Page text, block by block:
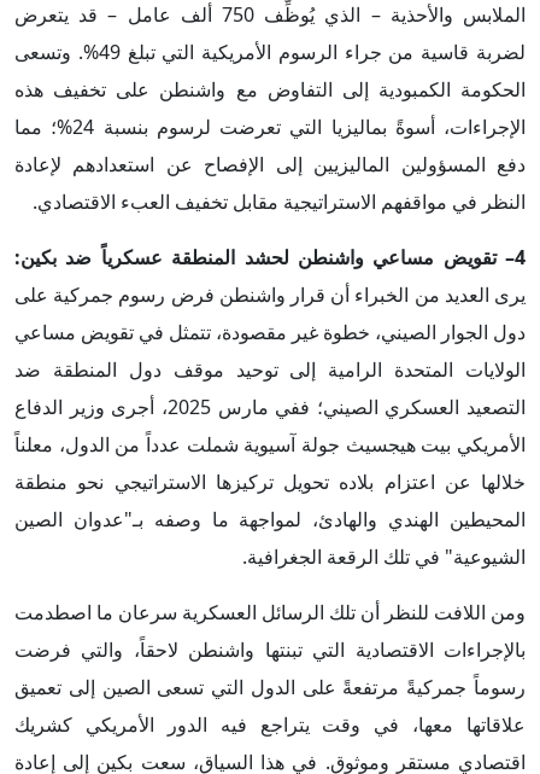
الملابس والأحذية – الذي يُوظِّف 750 ألف عامل – قد يتعرض
لضربة قاسية من جراء الرسوم الأمريكية التي تبلغ 49%. وتسعى
الحكومة الكمبودية إلى التفاوض مع واشنطن على تخفيف هذه
الإجراءات، أسوةً بماليزيا التي تعرضت لرسوم بنسبة 24%؛ مما
دفع المسؤولين الماليزيين إلى الإفصاح عن استعدادهم لإعادة
النظر في مواقفهم الاستراتيجية مقابل تخفيف العبء الاقتصادي.
4– تقويض مساعي واشنطن لحشد المنطقة عسكرياً ضد بكين:
يرى العديد من الخبراء أن قرار واشنطن فرض رسوم جمركية على
دول الجوار الصيني، خطوة غير مقصودة، تتمثل في تقويض مساعي
الولايات المتحدة الرامية إلى توحيد موقف دول المنطقة ضد
التصعيد العسكري الصيني؛ ففي مارس 2025، أجرى وزير الدفاع
الأمريكي بيت هيجسيث جولة آسيوية شملت عدداً من الدول، معلناً
خلالها عن اعتزام بلاده تحويل تركيزها الاستراتيجي نحو منطقة
المحيطين الهندي والهادئ، لمواجهة ما وصفه بـ"عدوان الصين
الشيوعية" في تلك الرقعة الجغرافية.
ومن اللافت للنظر أن تلك الرسائل العسكرية سرعان ما اصطدمت
بالإجراءات الاقتصادية التي تبنتها واشنطن لاحقاً، والتي فرضت
رسوماً جمركيةً مرتفعةً على الدول التي تسعى الصين إلى تعميق
علاقاتها معها، في وقت يتراجع فيه الدور الأمريكي كشريك
اقتصادي مستقر وموثوق. في هذا السياق، سعت بكين إلى إعادة